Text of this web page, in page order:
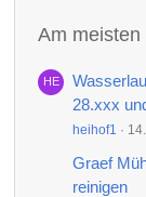
Am
28.xxx
heihof1
Graef
reinigen